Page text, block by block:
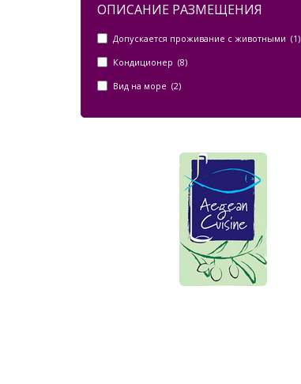
ОПИСАНИЕ РАЗМЕЩЕНИЯ
Допускается проживание с животными (1)
Кондиционер (8)
Вид на море (2)